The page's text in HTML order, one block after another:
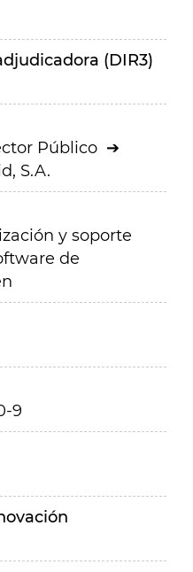
(DIR3)
Público
S.A.
y soporte
de
9